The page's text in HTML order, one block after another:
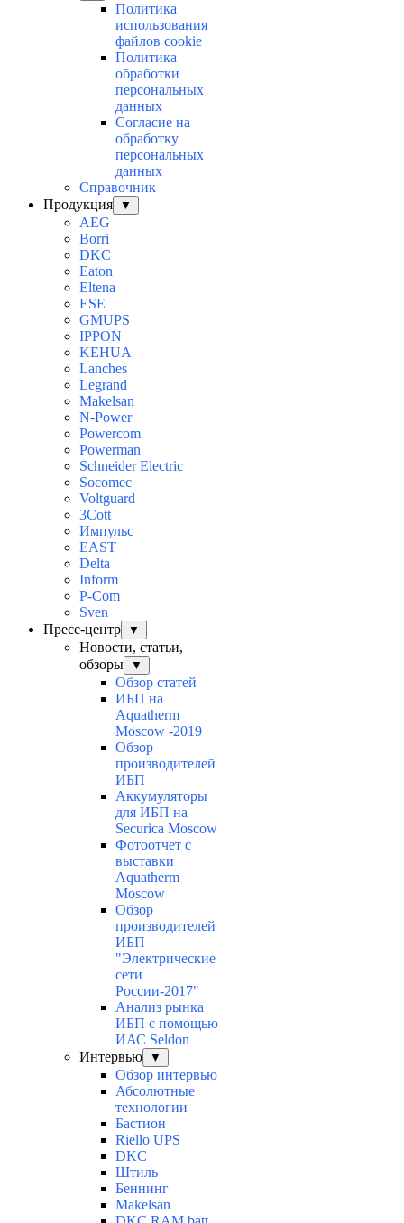
Политика
использования
файлов cookie
Политика
обработки
персональных
данных
Согласие на
обработку
персональных
данных
Справочник
Продукция
▼
AEG
Borri
DKC
Eaton
Eltena
ESE
GMUPS
IPPON
KEHUA
Lanches
Legrand
Makelsan
N-Power
Powercom
Powerman
Schneider Electric
Socomec
Voltguard
3Cott
Импульс
EAST
Delta
Inform
P-Com
Sven
Пресс-центр
▼
Новости, статьи,
обзоры
▼
Обзор статей
ИБП на
Aquatherm
Moscow -2019
Обзор
производителей
ИБП
Аккумуляторы
для ИБП на
Securica Moscow
Фотоотчет с
выставки
Aquatherm
Moscow
Обзор
производителей
ИБП
"Электрические
сети
России-2017"
Анализ рынка
ИБП с помощью
ИАС Seldon
Интервью
▼
Обзор интервью
Абсолютные
технологии
Бастион
Riello UPS
DKC
Штиль
Беннинг
Makelsan